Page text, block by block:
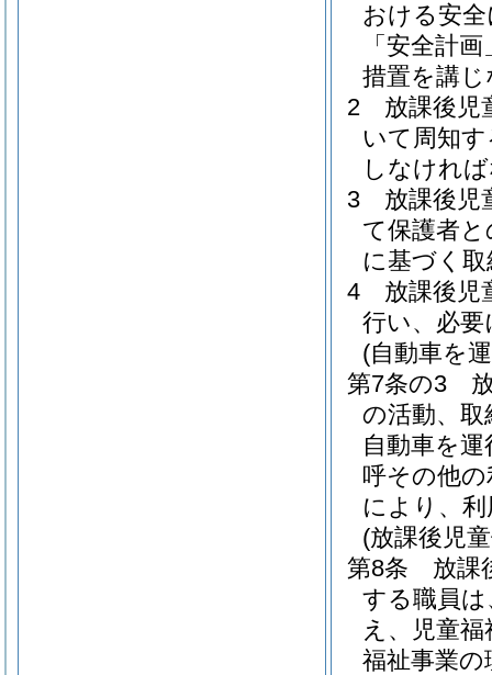
おける安
「安全計
措置を講
2
放課後児
いて周知
しなけれ
3
放課後児
て保護者
に基づく
4
放課後児
行い、必
(自動車を
第7条の3
の活動、
自動車を
呼その他
により、
(放課後児
第8条
放課
する職員
え、児童
福祉事業